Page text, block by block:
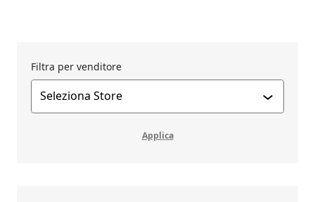
Filtra per venditore
ApplicaApplica filtro